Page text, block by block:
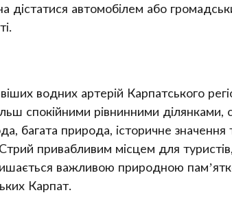
дістатися автомобілем або
водних артерій Карпатського
спокійними рівнинними
багата природа, історичне значення
привабливим місцем для
важливою природною
Карпат.